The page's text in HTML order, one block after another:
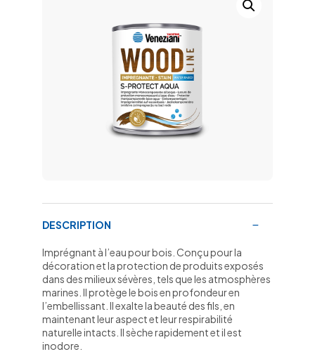
DESCRIPTION
Imprégnant à l’eau pour bois. Conçu pour la
décoration et la protection de produits exposés
dans des milieux sévères, tels que les atmosphères
marines. Il protège le bois en profondeur en
l’embellissant. Il exalte la beauté des fils, en
maintenant leur aspect et leur respirabilité
naturelle intacts. Il sèche rapidement et il est
inodore.